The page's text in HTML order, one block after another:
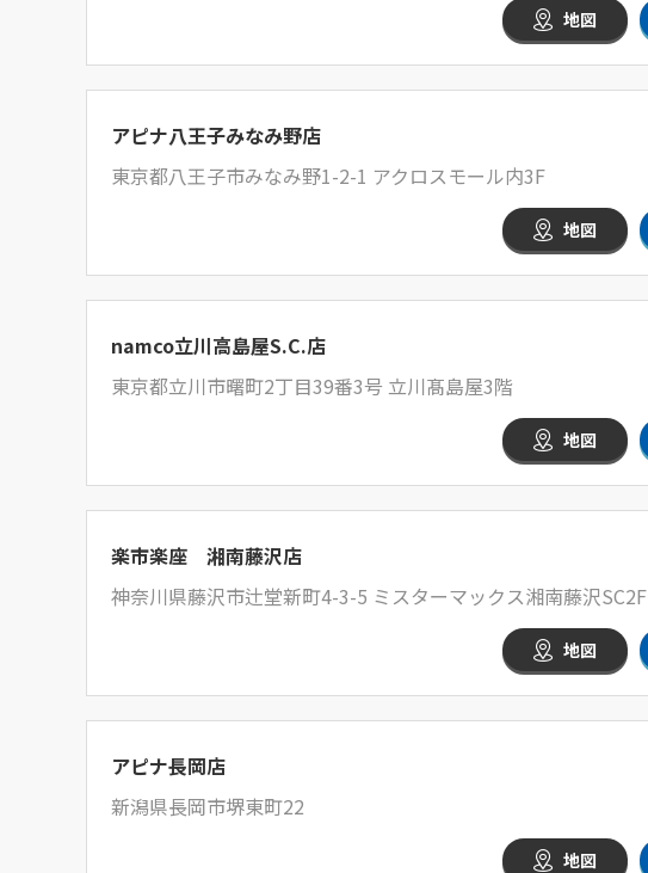
地図
アピナ八王子みなみ野店
東京都八王子市みなみ野1-2-1 アクロスモール内3F
地図
namco立川高島屋S.C.店
東京都立川市曙町2丁目39番3号 立川髙島屋3階
地図
楽市楽座 湘南藤沢店
神奈川県藤沢市辻堂新町4-3-5 ミスターマックス湘南藤沢SC2F
地図
アピナ長岡店
新潟県長岡市堺東町22
地図